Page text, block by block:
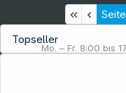
Mo. – Fr. 8:00 bis
Seite